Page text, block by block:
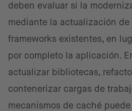
deben evaluar si la
mediante la actualización de
frameworks existentes, en
por completo la aplicación.
actualizar bibliotecas,
contenerizar cargas de
mecanismos de caché